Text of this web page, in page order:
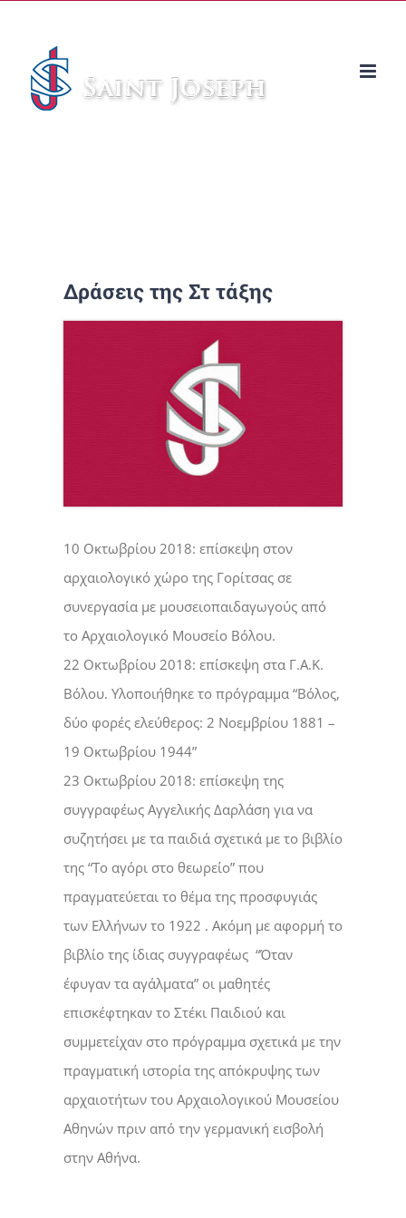
περιεχόμενο
Δράσεις της Στ τάξης
10 Οκτωβρίου 2018: επίσκεψη στον
αρχαιολογικό χώρο της Γορίτσας σε
συνεργασία με μουσειοπαιδαγωγούς από
το Αρχαιολογικό Μουσείο Βόλου.
22 Οκτωβρίου 2018: επίσκεψη στα Γ.Α.Κ.
Βόλου. Υλοποιήθηκε το πρόγραμμα “Βόλος,
δύο φορές ελεύθερος: 2 Νοεμβρίου 1881 –
19 Οκτωβρίου 1944”
23 Οκτωβρίου 2018: επίσκεψη της
συγγραφέως Αγγελικής Δαρλάση για να
συζητήσει με τα παιδιά σχετικά με το βιβλίο
της “Το αγόρι στο θεωρείο” που
πραγματεύεται το θέμα της προσφυγιάς
των Ελλήνων το 1922 . Ακόμη με αφορμή το
βιβλίο της ίδιας συγγραφέως “Όταν
έφυγαν τα αγάλματα” οι μαθητές
επισκέφτηκαν το Στέκι Παιδιού και
συμμετείχαν στο πρόγραμμα σχετικά με την
πραγματική ιστορία της απόκρυψης των
αρχαιοτήτων του Αρχαιολογικού Μουσείου
Αθηνών πριν από την γερμανική εισβολή
στην Αθήνα.